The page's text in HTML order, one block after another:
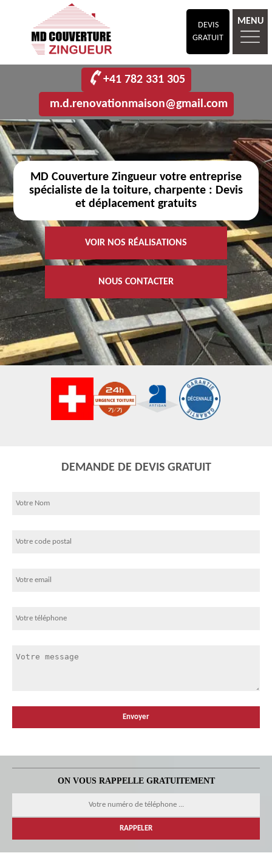
DEVIS
GRATUIT
MENU
+41 782 331 305
m.d.renovationmaison@gmail.com
MD Couverture Zingueur votre entreprise
spécialiste de la toiture, charpente : Devis
et déplacement gratuits
VOIR NOS RÉALISATIONS
NOUS CONTACTER
DEMANDE DE DEVIS GRATUIT
ON VOUS RAPPELLE GRATUITEMENT